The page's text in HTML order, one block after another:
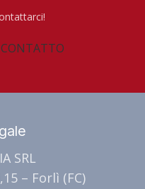
SRL
– Forlì (FC)